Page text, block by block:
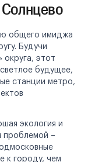
общего имиджа
Будучи
округа, этот
будущее,
станции метро,
экология и
проблемой –
к городу, чем